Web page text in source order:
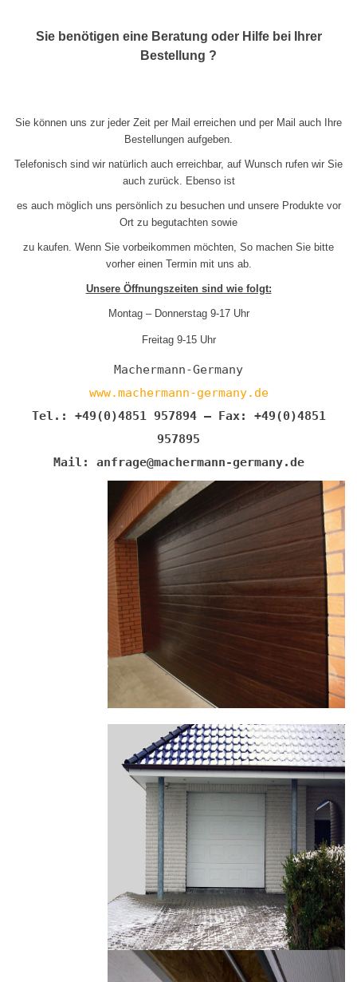
Sie benötigen eine Beratung oder Hilfe bei Ihrer
Bestellung ?
Sie können uns zur jeder Zeit per Mail erreichen und per Mail auch Ihre
Bestellungen aufgeben.
Telefonisch sind wir natürlich auch erreichbar, auf Wunsch rufen wir Sie
auch zurück. Ebenso ist
es auch möglich uns persönlich zu besuchen und unsere Produkte vor
Ort zu begutachten sowie
zu kaufen. Wenn Sie vorbeikommen möchten, So machen Sie bitte
vorher einen Termin mit uns ab.
Unsere Öffnungszeiten sind wie folgt:
Montag – Donnerstag 9-17 Uhr
Freitag 9-15 Uhr
Machermann-Germany
www.machermann-germany.de
Tel.: +49(0)4851 957894 – Fax: +49(0)4851
957895
Mail: anfrage@machermann-germany.de